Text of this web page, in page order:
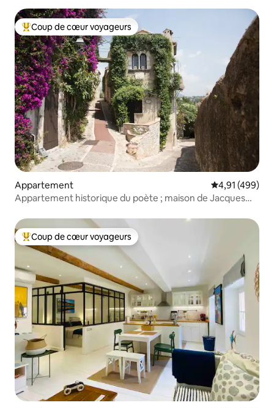
Coups de cœur voyageurs les plus appréciés
Coup de cœur voyageurs
Appartement Évaluation
4,91 (499)
Appartement historique du poète ; maison de Jacques
Coups de cœur voyageurs les plus appréciés
Coup de cœur voyageurs